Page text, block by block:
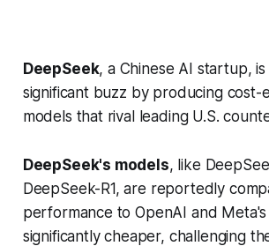
DeepSeek, a Chinese AI startup,
significant buzz by producing cost-
models that rival leading U.S.
DeepSeek's models, like
DeepSeek-R1, are reportedly
performance to OpenAI and
significantly cheaper, challenging